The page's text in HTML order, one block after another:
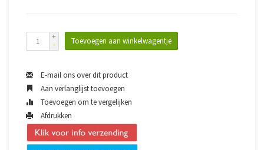
+
-
Toevoegen aan winkelwagentje
E-mail ons over dit product
Aan verlanglijst toevoegen
Toevoegen om te vergelijken
Afdrukken